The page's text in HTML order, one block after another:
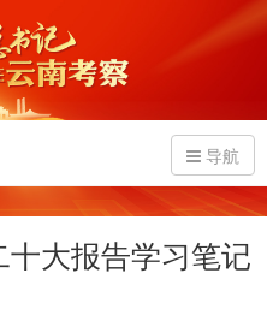
导航
大报告学习笔记